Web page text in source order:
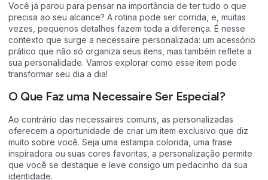
Você já parou para pensar na importância de ter tudo o que
precisa ao seu alcance? A rotina pode ser corrida, e, muitas
vezes, pequenos detalhes fazem toda a diferença. É nesse
contexto que surge a necessaire personalizada: um acessório
prático que não só organiza seus itens, mas também reflete a
sua personalidade. Vamos explorar como esse item pode
transformar seu dia a dia!
O Que Faz uma Necessaire Ser Especial?
Ao contrário das necessaires comuns, as personalizadas
oferecem a oportunidade de criar um item exclusivo que diz
muito sobre você. Seja uma estampa colorida, uma frase
inspiradora ou suas cores favoritas, a personalização permite
que você se destaque e leve consigo um pedacinho da sua
identidade.